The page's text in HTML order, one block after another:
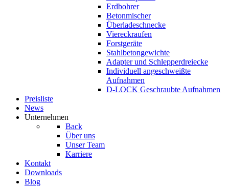
Erdbohrer
Betonmischer
Überladeschnecke
Viereckraufen
Forstgeräte
Stahlbetongewichte
Adapter und Schlepperdreiecke
Individuell angeschweißte
Aufnahmen
D-LOCK Geschraubte Aufnahmen
Preisliste
News
Unternehmen
Back
Über uns
Unser Team
Karriere
Kontakt
Downloads
Blog